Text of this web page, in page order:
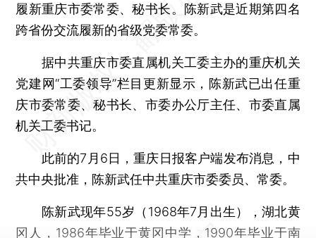
履新重庆市委常委、秘书长。陈新武是近期第四名
跨省份交流履新的省级党委常委。
据中共重庆市委直属机关工委主办的重庆机关
党建网“工委领导”栏目更新显示，陈新武已出任重
庆市委常委、秘书长、市委办公厅主任、市委直属
机关工委书记。
此前的7月6日，重庆日报客户端发布消息，中
共中央批准，陈新武任中共重庆市委委员、常委。
陈新武现年55岁（1968年7月出生），湖北黄
冈人，1986年毕业于黄冈中学，1990年毕业于南